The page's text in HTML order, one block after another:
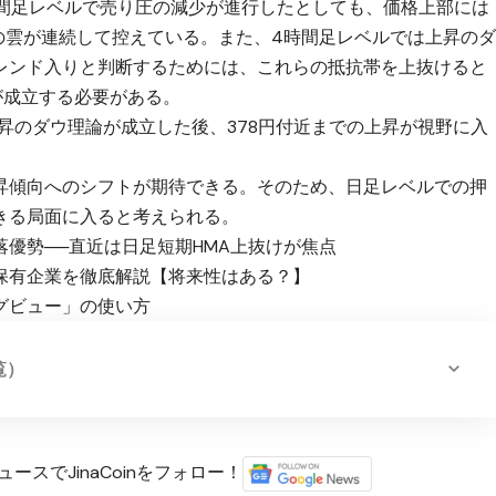
足レベルで売り圧の減少が進行したとしても、価格上部には
が連続して控えている。また、4時間足レベルでは上昇のダ
ド入りと判断するためには、これらの抵抗帯を上抜けると
立する必要がある。
のダウ理論が成立した後、378円付近までの上昇が視野に入
向へのシフトが期待できる。そのため、日足レベルでの押
局面に入ると考えられる。
勢──直近は日足短期HMA上抜けが焦点
企業を徹底解説【将来性はある？】
ビュー」の使い方
スでJinaCoinをフォロー！